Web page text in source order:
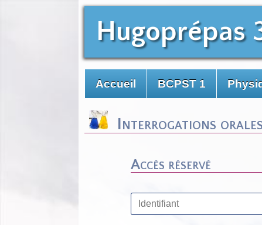
Hugoprépas
Accueil BCPST 1
Interrogations
Accès réservé